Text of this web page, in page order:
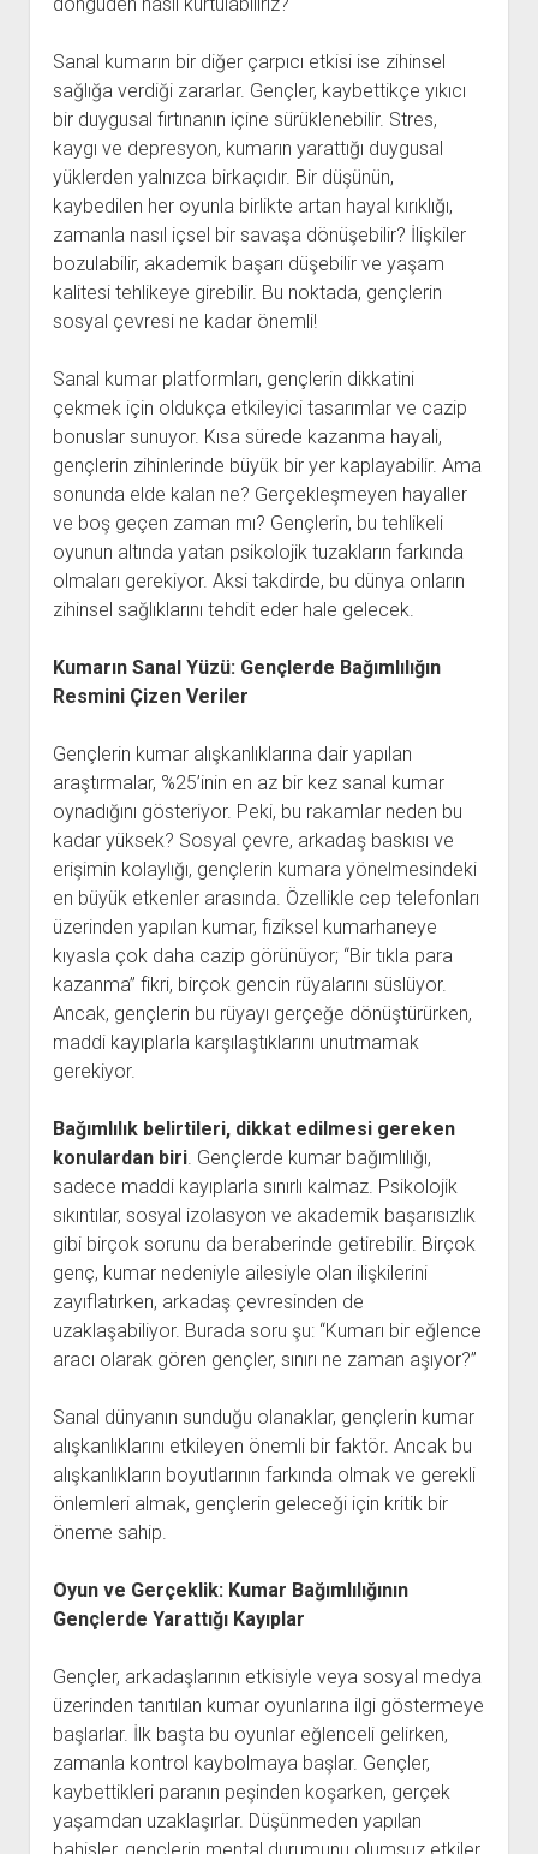
Sanal kumarın bir diğer çarpıcı etkisi ise zihinsel
sağlığa verdiği zararlar. Gençler, kaybettikçe yıkıcı
bir duygusal fırtınanın içine sürüklenebilir. Stres,
kaygı ve depresyon, kumarın yarattığı duygusal
yüklerden yalnızca birkaçıdır. Bir düşünün,
kaybedilen her oyunla birlikte artan hayal kırıklığı,
zamanla nasıl içsel bir savaşa dönüşebilir? İlişkiler
bozulabilir, akademik başarı düşebilir ve yaşam
kalitesi tehlikeye girebilir. Bu noktada, gençlerin
sosyal çevresi ne kadar önemli!
Sanal kumar platformları, gençlerin dikkatini
çekmek için oldukça etkileyici tasarımlar ve cazip
bonuslar sunuyor. Kısa sürede kazanma hayali,
gençlerin zihinlerinde büyük bir yer kaplayabilir. Ama
sonunda elde kalan ne? Gerçekleşmeyen hayaller
ve boş geçen zaman mı? Gençlerin, bu tehlikeli
oyunun altında yatan psikolojik tuzakların farkında
olmaları gerekiyor. Aksi takdirde, bu dünya onların
zihinsel sağlıklarını tehdit eder hale gelecek.
Kumarın Sanal Yüzü: Gençlerde Bağımlılığın
Resmini Çizen Veriler
Gençlerin kumar alışkanlıklarına dair yapılan
araştırmalar, %25’inin en az bir kez sanal kumar
oynadığını gösteriyor. Peki, bu rakamlar neden bu
kadar yüksek? Sosyal çevre, arkadaş baskısı ve
erişimin kolaylığı, gençlerin kumara yönelmesindeki
en büyük etkenler arasında. Özellikle cep telefonları
üzerinden yapılan kumar, fiziksel kumarhaneye
kıyasla çok daha cazip görünüyor; “Bir tıkla para
kazanma” fikri, birçok gencin rüyalarını süslüyor.
Ancak, gençlerin bu rüyayı gerçeğe dönüştürürken,
maddi kayıplarla karşılaştıklarını unutmamak
gerekiyor.
Bağımlılık belirtileri, dikkat edilmesi gereken
konulardan biri. Gençlerde kumar bağımlılığı,
sadece maddi kayıplarla sınırlı kalmaz. Psikolojik
sıkıntılar, sosyal izolasyon ve akademik başarısızlık
gibi birçok sorunu da beraberinde getirebilir. Birçok
genç, kumar nedeniyle ailesiyle olan ilişkilerini
zayıflatırken, arkadaş çevresinden de
uzaklaşabiliyor. Burada soru şu: “Kumarı bir eğlence
aracı olarak gören gençler, sınırı ne zaman aşıyor?”
Sanal dünyanın sunduğu olanaklar, gençlerin kumar
alışkanlıklarını etkileyen önemli bir faktör. Ancak bu
alışkanlıkların boyutlarının farkında olmak ve gerekli
önlemleri almak, gençlerin geleceği için kritik bir
öneme sahip.
Oyun ve Gerçeklik: Kumar Bağımlılığının
Gençlerde Yarattığı Kayıplar
Gençler, arkadaşlarının etkisiyle veya sosyal medya
üzerinden tanıtılan kumar oyunlarına ilgi göstermeye
başlarlar. İlk başta bu oyunlar eğlenceli gelirken,
zamanla kontrol kaybolmaya başlar. Gençler,
kaybettikleri paranın peşinden koşarken, gerçek
yaşamdan uzaklaşırlar. Düşünmeden yapılan